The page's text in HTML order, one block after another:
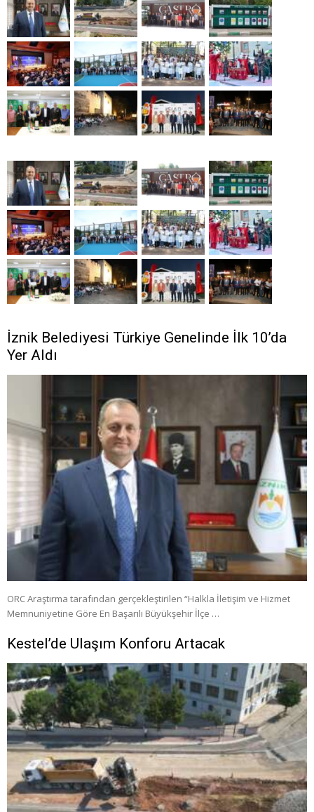
İznik Belediyesi Türkiye Genelinde İlk 10’da
Yer Aldı
ORC Araştırma tarafından gerçekleştirilen “Halkla İletişim ve Hizmet
Memnuniyetine Göre En Başarılı Büyükşehir İlçe …
Kestel’de Ulaşım Konforu Artacak